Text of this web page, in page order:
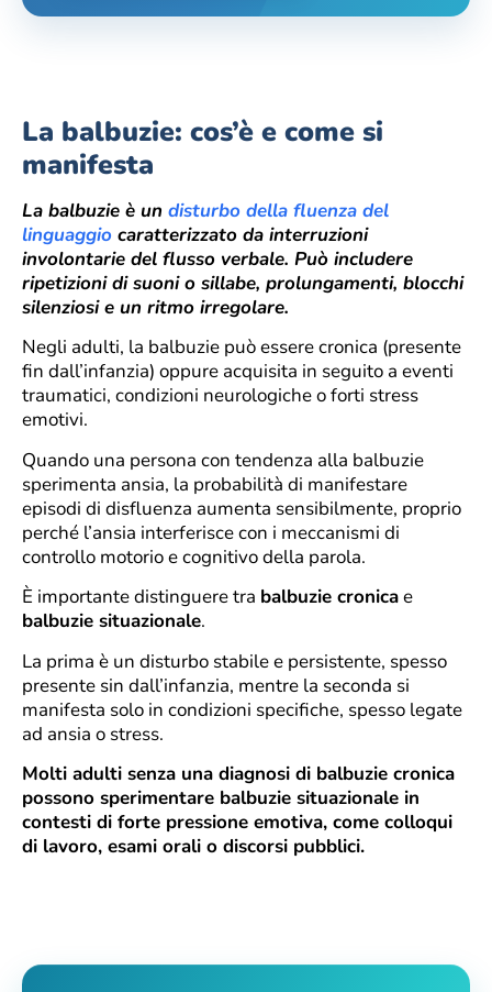
La balbuzie: cos’è e come si
manifesta
La balbuzie è un disturbo della fluenza del
linguaggio caratterizzato da interruzioni
involontarie del flusso verbale. Può includere
ripetizioni di suoni o sillabe, prolungamenti, blocchi
silenziosi e un ritmo irregolare.
Negli adulti, la balbuzie può essere cronica (presente
fin dall’infanzia) oppure acquisita in seguito a eventi
traumatici, condizioni neurologiche o forti stress
emotivi.
Quando una persona con tendenza alla balbuzie
sperimenta ansia, la probabilità di manifestare
episodi di disfluenza aumenta sensibilmente, proprio
perché l’ansia interferisce con i meccanismi di
controllo motorio e cognitivo della parola.
È importante distinguere tra balbuzie cronicae
balbuzie situazionale.
La prima è un disturbo stabile e persistente, spesso
presente sin dall’infanzia, mentre la seconda si
manifesta solo in condizioni specifiche, spesso legate
ad ansia o stress.
Molti adulti senza una diagnosi di balbuzie cronica
possono sperimentare balbuzie situazionale in
contesti di forte pressione emotiva, come colloqui
di lavoro, esami orali o discorsi pubblici.